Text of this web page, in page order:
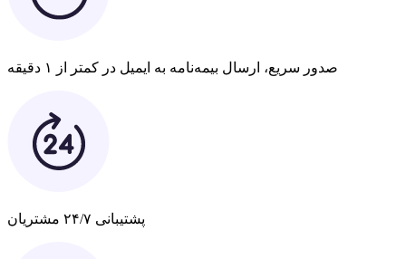
صدور سریع، ارسال بیمه‌نامه به ایمیل در کمتر از ۱ دقیقه
پشتیبانی ۲۴/۷ مشتریان